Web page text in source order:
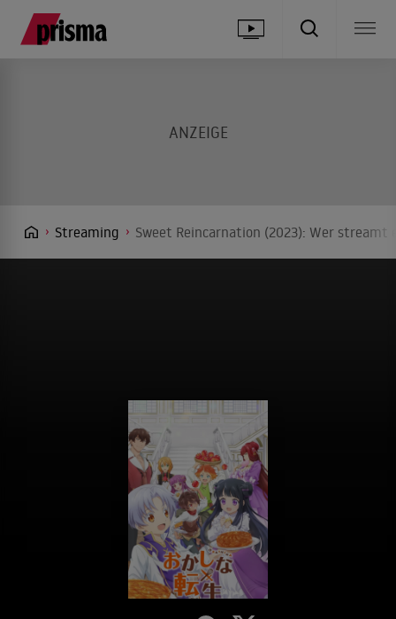
Streaming Sweet Reincarnation (2023): Wer streamt